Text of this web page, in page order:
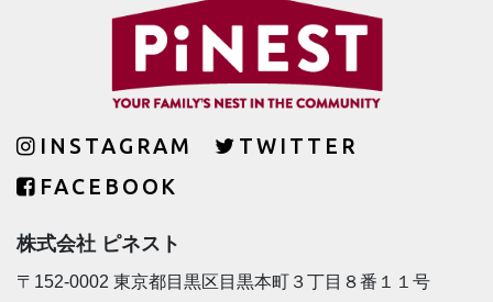
INSTAGRAM
TWITTER
FACEBOOK
株式会社 ピネスト
〒152-0002 東京都目黒区目黒本町３丁目８番１１号